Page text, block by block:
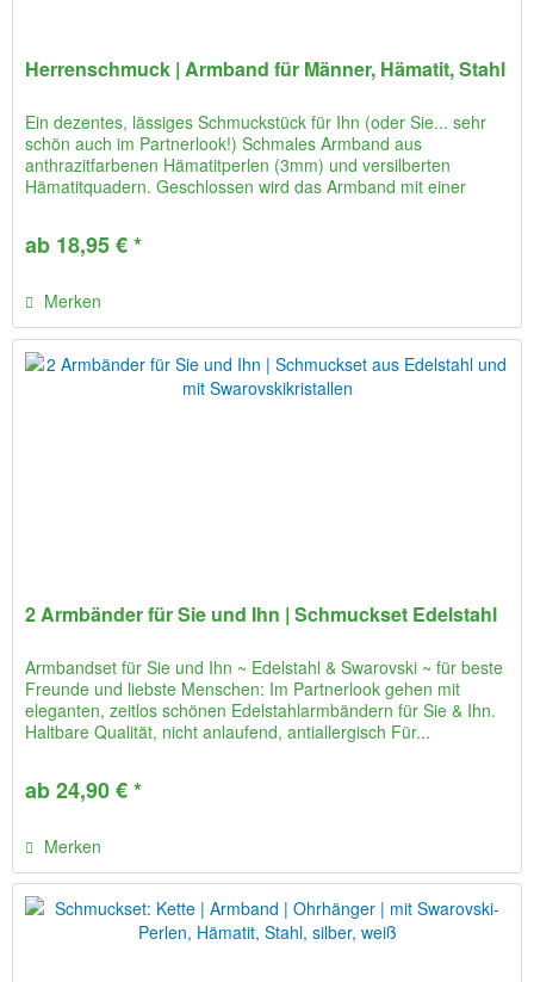
Herrenschmuck | Armband für Männer, Hämatit, Stahl
Ein dezentes, lässiges Schmuckstück für Ihn (oder Sie... sehr
schön auch im Partnerlook!) Schmales Armband aus
anthrazitfarbenen Hämatitperlen (3mm) und versilberten
Hämatitquadern. Geschlossen wird das Armband mit einer
ab 18,95 € *
Merken
2 Armbänder für Sie und Ihn | Schmuckset Edelstahl
Armbandset für Sie und Ihn ~ Edelstahl & Swarovski ~ für beste
Freunde und liebste Menschen: Im Partnerlook gehen mit
eleganten, zeitlos schönen Edelstahlarmbändern für Sie & Ihn.
Haltbare Qualität, nicht anlaufend, antiallergisch Für...
ab 24,90 € *
Merken